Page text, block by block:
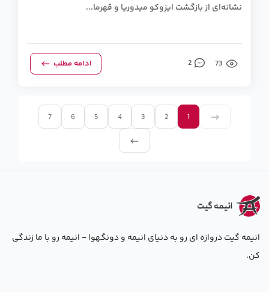
نشانه‌ای از بازگشت ایزوکو میدوریا و قهرما...
73
2 ادامه مطلب
1
2
3
4
5
6
7
انیمه گیت دروازه ای رو به دنیای انیمه و دونگهوا - انیمه رو با ما زندگی
کن.